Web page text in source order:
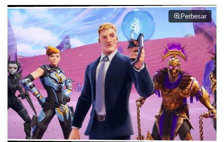
Perbesar